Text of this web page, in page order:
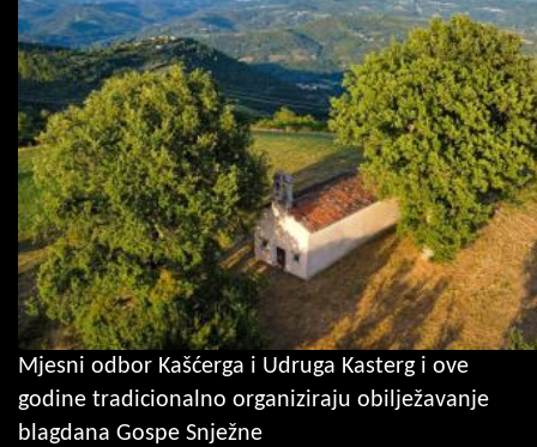
Mjesni odbor Kašćerga i Udruga Kasterg i ove
godine tradicionalno organiziraju obilježavanje
blagdana Gospe Snježne